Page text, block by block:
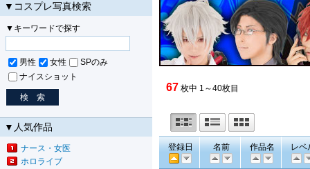
▼コスプレ写真検索
▼キーワードで探す
男性 女性
SPのみ
ナイスショット
▼人気作品
ナース・女医
ホロライブ
67 枚中 1～40枚目
登録日 名前 作品名 レベ